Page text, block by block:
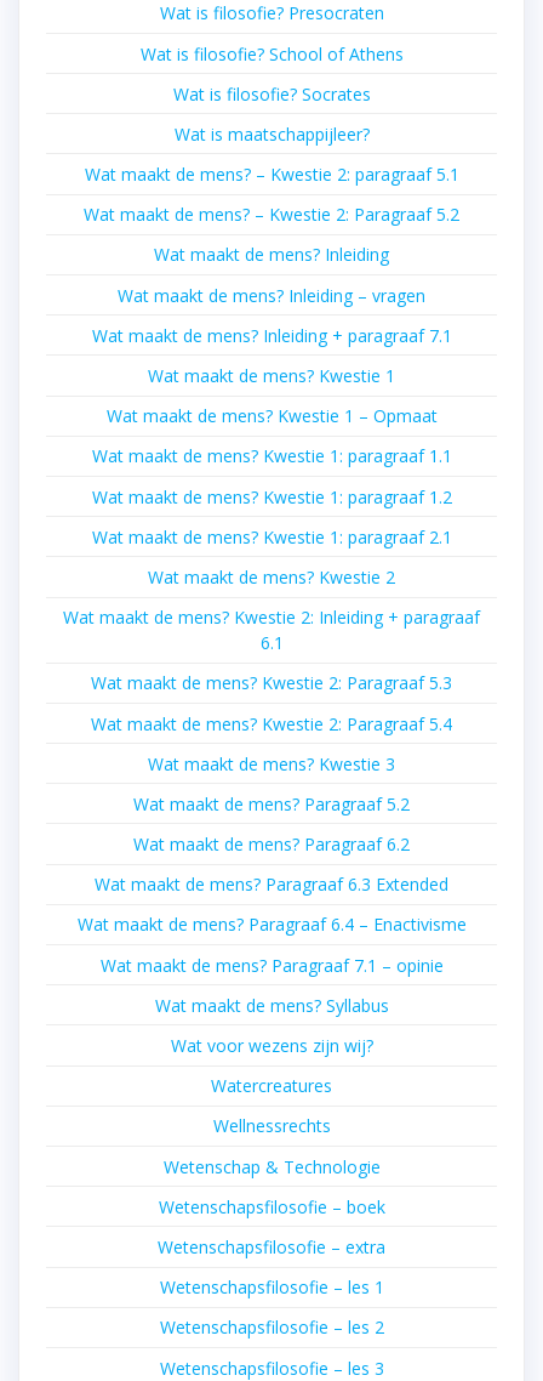
Wat is filosofie? Presocraten
Wat is filosofie? School of Athens
Wat is filosofie? Socrates
Wat is maatschappijleer?
Wat maakt de mens? – Kwestie 2: paragraaf 5.1
Wat maakt de mens? – Kwestie 2: Paragraaf 5.2
Wat maakt de mens? Inleiding
Wat maakt de mens? Inleiding – vragen
Wat maakt de mens? Inleiding + paragraaf 7.1
Wat maakt de mens? Kwestie 1
Wat maakt de mens? Kwestie 1 – Opmaat
Wat maakt de mens? Kwestie 1: paragraaf 1.1
Wat maakt de mens? Kwestie 1: paragraaf 1.2
Wat maakt de mens? Kwestie 1: paragraaf 2.1
Wat maakt de mens? Kwestie 2
Wat maakt de mens? Kwestie 2: Inleiding + paragraaf
6.1
Wat maakt de mens? Kwestie 2: Paragraaf 5.3
Wat maakt de mens? Kwestie 2: Paragraaf 5.4
Wat maakt de mens? Kwestie 3
Wat maakt de mens? Paragraaf 5.2
Wat maakt de mens? Paragraaf 6.2
Wat maakt de mens? Paragraaf 6.3 Extended
Wat maakt de mens? Paragraaf 6.4 – Enactivisme
Wat maakt de mens? Paragraaf 7.1 – opinie
Wat maakt de mens? Syllabus
Wat voor wezens zijn wij?
Watercreatures
Wellnessrechts
Wetenschap & Technologie
Wetenschapsfilosofie – boek
Wetenschapsfilosofie – extra
Wetenschapsfilosofie – les 1
Wetenschapsfilosofie – les 2
Wetenschapsfilosofie – les 3